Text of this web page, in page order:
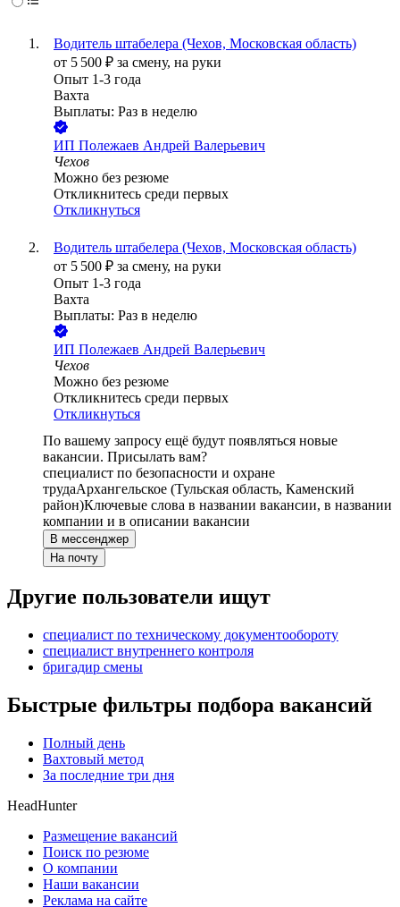
Водитель штабелера (Чехов, Московская область)
от 5 500 ₽ за смену, на руки
Опыт 1-3 года
Вахта
Выплаты: Раз в неделю
ИП Полежаев Андрей Валерьевич
Чехов
Можно без резюме
Откликнитесь среди первых
Откликнуться
Водитель штабелера (Чехов, Московская область)
от 5 500 ₽ за смену, на руки
Опыт 1-3 года
Вахта
Выплаты: Раз в неделю
ИП Полежаев Андрей Валерьевич
Чехов
Можно без резюме
Откликнитесь среди первых
Откликнуться
По вашему запросу ещё будут появляться новые
вакансии. Присылать вам?
специалист по безопасности и охране
трудаАрхангельское (Тульская область, Каменский
район)Ключевые слова в названии вакансии, в названии
компании и в описании вакансии
В мессенджер
На почту
Другие пользователи ищут
специалист по техническому документообороту
специалист внутреннего контроля
бригадир смены
Быстрые фильтры подбора вакансий
Полный день
Вахтовый метод
За последние три дня
HeadHunter
Размещение вакансий
Поиск по резюме
О компании
Наши вакансии
Реклама на сайте